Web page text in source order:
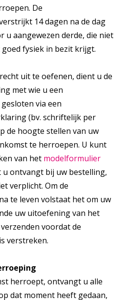
De
14 dagen na de dag
u aangewezen derde, die niet
fysiek in bezit krijgt.
uit te oefenen, dient u de
met wie u een
via een
(bv. schriftelijk per
de hoogte stellen van uw
te herroepen. U kunt
van het modelformulier
u ontvangt bij uw bestelling,
verplicht. Om de
te leven volstaat het om uw
uw uitoefening van het
voordat de
verstreken.
herroept, ontvangt u alle
dat moment heeft gedaan,